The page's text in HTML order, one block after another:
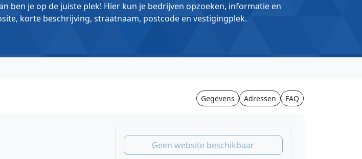
ben je op de juiste plek! Hier kun je bedrijven opzoeken, informatie en
korte beschrijving, straatnaam, postcode en vestigingplek.
Gegevens Adressen FAQ
Geen website beschikbaar